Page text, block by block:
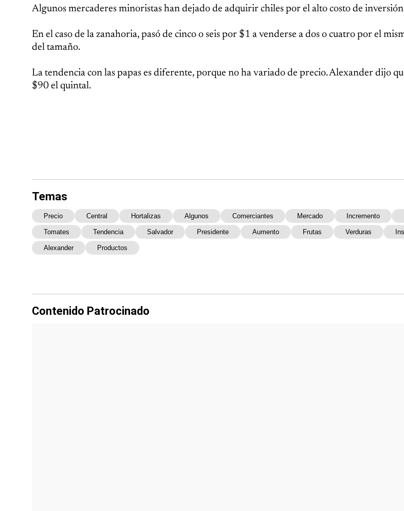
Algunos mercaderes minoristas han dejado de adquirir chiles por el alto costo de
En el caso de la zanahoria, pasó de cinco o seis por $1 a venderse a dos o cuatro por el
del tamaño.
La tendencia con las papas es diferente, porque no ha variado de precio. Alexander dijo
$90 el quintal.
Temas
Precio Central Hortalizas Algunos Comerciantes Mercado Incremento
Tomates Tendencia Salvador Presidente Aumento Frutas Verduras
Alexander Productos
Contenido Patrocinado